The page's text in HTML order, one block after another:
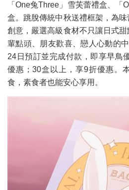
「One兔Three」雪芙蕾禮盒、「
盒。跳脫傳統中秋送禮框架，為
創意，嚴選高級食材不只讓日式
輩點頭、朋友歡喜、戀人心動的
24日預訂並完成付款，即享早鳥
優惠；30盒以上，享9折優惠。
食，素食者也能安心享用。